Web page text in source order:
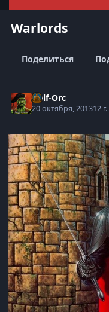
Warlords
Поделиться
Half-Orc
20 октября, 201312 г.